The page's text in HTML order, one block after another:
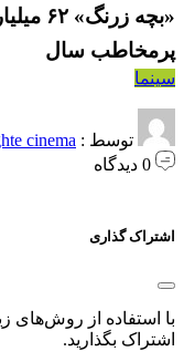
«بچه
پرمخاطب سال
سینما
توسط : cinema
اشتراک گذاری
با استفاده از روش‌های
اشتراک بگذارید.